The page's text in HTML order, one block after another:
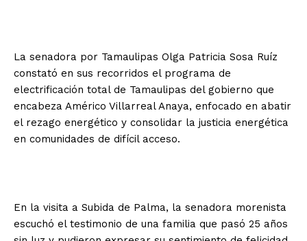
La senadora por Tamaulipas Olga Patricia Sosa Ruíz
constató en sus recorridos el programa de
electrificación total de Tamaulipas del gobierno que
encabeza Américo Villarreal Anaya, enfocado en abatir
el rezago energético y consolidar la justicia energética
en comunidades de difícil acceso.
En la visita a Subida de Palma, la senadora morenista
escuchó el testimonio de una familia que pasó 25 años